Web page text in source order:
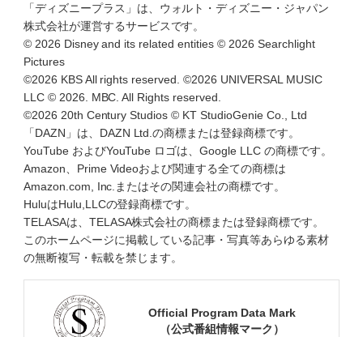
「ディズニープラス」は、ウォルト・ディズニー・ジャパン
株式会社が運営するサービスです。
© 2026 Disney and its related entities © 2026 Searchlight
Pictures
©2026 KBS All rights reserved. ©2026 UNIVERSAL MUSIC
LLC © 2026. MBC. All Rights reserved.
©2026 20th Century Studios © KT StudioGenie Co., Ltd
「DAZN」は、DAZN Ltd.の商標または登録商標です。
YouTube およびYouTube ロゴは、Google LLC の商標です。
Amazon、Prime Videoおよび関連する全ての商標は
Amazon.com, Inc.またはその関連会社の商標です。
HuluはHulu,LLCの登録商標です。
TELASAは、TELASA株式会社の商標または登録商標です。
このホームページに掲載している記事・写真等あらゆる素材
の無断複写・転載を禁じます。
Official Program Data Mark
（公式番組情報マーク）